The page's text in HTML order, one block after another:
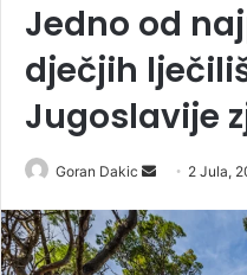
Jedno od
dječjih
Jugoslavije
Goran Dakic
n
d
2 Jula,